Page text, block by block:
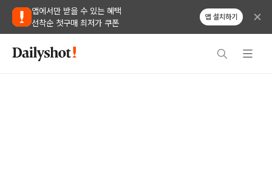
앱에서만 받을 수 있는 혜택
선착순 첫구매 최저가 쿠폰
앱 설치하기